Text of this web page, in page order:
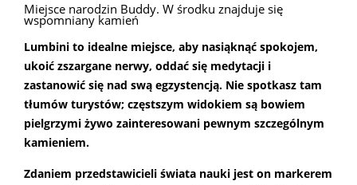
Miejsce narodzin Buddy. W środku znajduje się
wspomniany kamień
Lumbini to idealne miejsce, aby nasiąknąć spokojem,
ukoić zszargane nerwy, oddać się medytacji i
zastanowić się nad swą egzystencją. Nie spotkasz tam
tłumów turystów; częstszym widokiem są bowiem
pielgrzymi żywo zainteresowani pewnym szczególnym
kamieniem.
Zdaniem przedstawicieli świata nauki jest on markerem